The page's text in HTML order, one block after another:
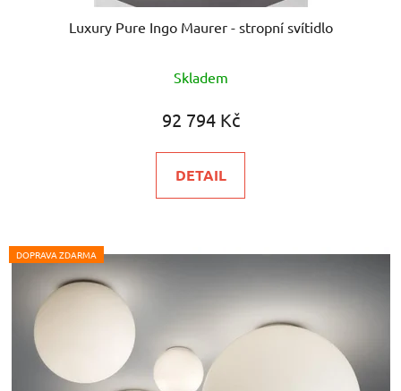
Luxury Pure Ingo Maurer - stropní svítidlo
Skladem
92 794 Kč
DETAIL
DOPRAVA ZDARMA